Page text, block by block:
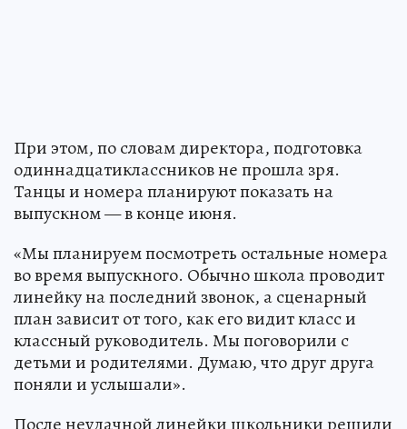
При этом, по словам директора, подготовка
одиннадцатиклассников не прошла зря.
Танцы и номера планируют показать на
выпускном — в конце июня.
«Мы планируем посмотреть остальные номера
во время выпускного. Обычно школа проводит
линейку на последний звонок, а сценарный
план зависит от того, как его видит класс и
классный руководитель. Мы поговорили с
детьми и родителями. Думаю, что друг друга
поняли и услышали».
После неудачной линейки школьники решили